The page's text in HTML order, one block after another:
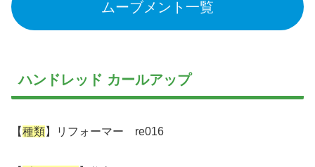
ムーブメント一覧
ハンドレッド カールアップ
【種類】リフォーマー re016